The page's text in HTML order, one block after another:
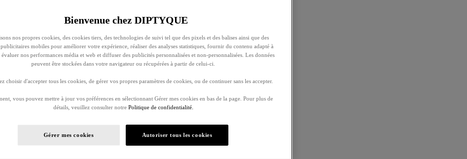
Bienvenue chez DIPTYQUE
nos propres cookies, des cookies tiers, des technologies de suivi tel que des pixels et des balises ainsi que des
mobiles pour améliorer votre expérience, réaliser des analyses statistiques, fournir du contenu adapté à
nos performances média et web et diffuser des publicités personnalisées et non-personnalisées. Les données
peuvent être stockées dans votre navigateur ou récupérées à partir de celui-ci.
choisir d'accepter tous les cookies, de gérer vos propres paramètres de cookies, ou de continuer sans les accepter.
vous pouvez mettre à jour vos préférences en sélectionnant Gérer mes cookies en bas de la page. Pour plus de
détails, veuillez consulter notre Politique de confidentialité.
Gérer mes cookies Autoriser tous les cookies